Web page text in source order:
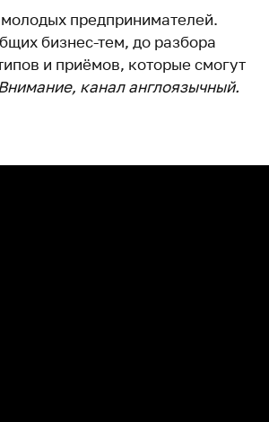
предпринимателей.
бизнес-тем, до разбора
и приёмов, которые смогут
Внимание, канал англоязычный.